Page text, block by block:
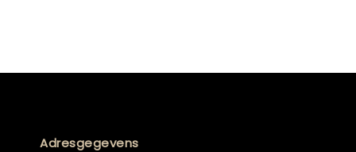
Adresgegevens